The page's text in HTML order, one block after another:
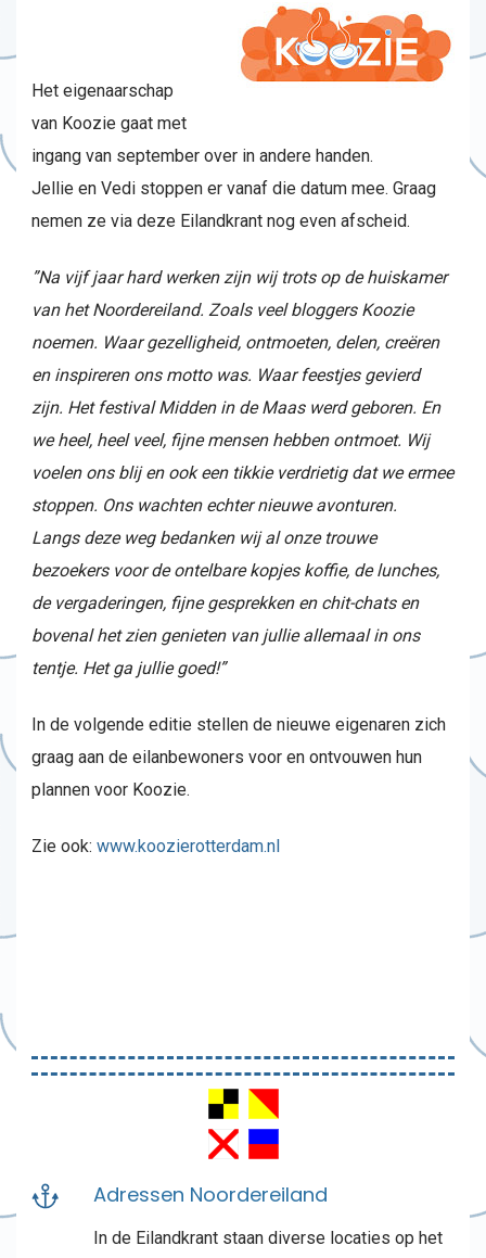
Het eigenaarschap
van Koozie gaat met
ingang van september over in andere handen.
Jellie en Vedi stoppen er vanaf die datum mee. Graag
nemen ze via deze Eilandkrant nog even afscheid.
”Na vijf jaar hard werken zijn wij trots op de huiskamer
van het Noordereiland. Zoals veel bloggers Koozie
noemen. Waar gezelligheid, ontmoeten, delen, creëren
en inspireren ons motto was. Waar feestjes gevierd
zijn. Het festival Midden in de Maas werd geboren. En
we heel, heel veel, fijne mensen hebben ontmoet. Wij
voelen ons blij en ook een tikkie verdrietig dat we ermee
stoppen. Ons wachten echter nieuwe avonturen.
Langs deze weg bedanken wij al onze trouwe
bezoekers voor de ontelbare kopjes koffie, de lunches,
de vergaderingen, fijne gesprekken en chit-chats en
bovenal het zien genieten van jullie allemaal in ons
tentje. Het ga jullie goed!”
In de volgende editie stellen de nieuwe eigenaren zich
graag aan de eilanbewoners voor en ontvouwen hun
plannen voor Koozie.
Zie ook: www.koozierotterdam.nl
Adressen Noordereiland
In de Eilandkrant staan diverse locaties op het